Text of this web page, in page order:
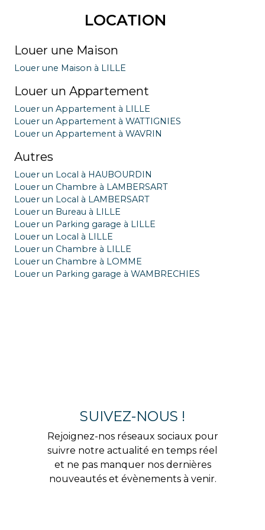
LOCATION
Louer une Maison
Louer une Maison à LILLE
Louer un Appartement
Louer un Appartement à LILLE
Louer un Appartement à WATTIGNIES
Louer un Appartement à WAVRIN
Autres
Louer un Local à HAUBOURDIN
Louer un Chambre à LAMBERSART
Louer un Local à LAMBERSART
Louer un Bureau à LILLE
Louer un Parking garage à LILLE
Louer un Local à LILLE
Louer un Chambre à LILLE
Louer un Chambre à LOMME
Louer un Parking garage à WAMBRECHIES
SUIVEZ-NOUS !
Rejoignez-nos réseaux sociaux pour
suivre notre actualité en temps réel
et ne pas manquer nos dernières
nouveautés et évènements à venir.